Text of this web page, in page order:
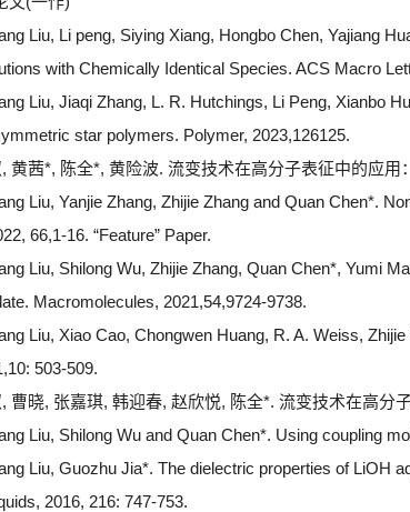
Liu, Li peng, Siying Xiang, Hongbo Chen, Yajiang
with Chemically Identical Species. ACS Macro
Liu, Jiaqi Zhang, L. R. Hutchings, Li Peng, Xianbo
star polymers. Polymer, 2023,126125.
黄茜*, 陈全*, 黄险波. 流变技术在高分子表征中的应
Liu, Yanjie Zhang, Zhijie Zhang and Quan Chen*.
66,1-16. “Feature” Paper.
Liu, Shilong Wu, Zhijie Zhang, Quan Chen*, Yumi
Macromolecules, 2021,54,9724-9738.
Liu, Xiao Cao, Chongwen Huang, R. A. Weiss,
503-509.
曹晓, 张嘉琪, 韩迎春, 赵欣悦, 陈全*. 流变技术在高分
Liu, Shilong Wu and Quan Chen*. Using coupling
Liu, Guozhu Jia*. The dielectric properties of LiOH
2016, 216: 747-753.